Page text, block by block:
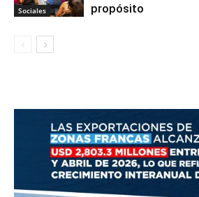
Sociales
propósito